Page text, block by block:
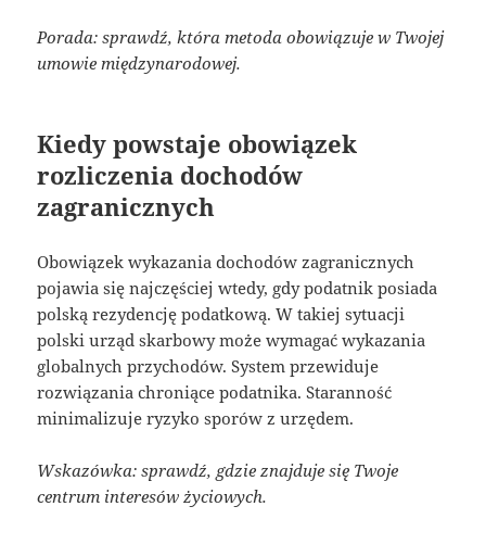
Porada: sprawdź, która metoda obowiązuje w Twojej
umowie międzynarodowej.
Kiedy powstaje obowiązek
rozliczenia dochodów
zagranicznych
Obowiązek wykazania dochodów zagranicznych
pojawia się najczęściej wtedy, gdy podatnik posiada
polską rezydencję podatkową. W takiej sytuacji
polski urząd skarbowy może wymagać wykazania
globalnych przychodów. System przewiduje
rozwiązania chroniące podatnika. Staranność
minimalizuje ryzyko sporów z urzędem.
Wskazówka: sprawdź, gdzie znajduje się Twoje
centrum interesów życiowych.